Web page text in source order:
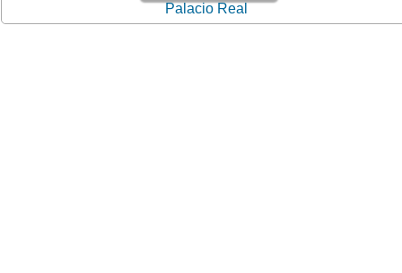
Palacio Real